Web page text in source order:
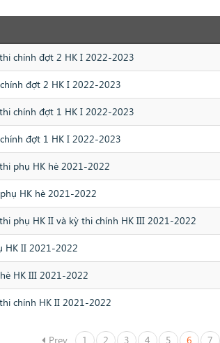
chính đợt 2 HK I 2022-2023
đợt 2 HK I 2022-2023
chính đợt 1 HK I 2022-2023
đợt 1 HK I 2022-2023
phụ HK hè 2021-2022
HK hè 2021-2022
phụ HK II và kỳ thi chính HK III 2021-2022
HK II 2021-2022
HK III 2021-2022
chính HK II 2021-2022
Prev 1 2 3 4 5 6 7